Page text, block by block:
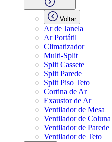
Voltar
Ar de Janela
Ar Portátil
Climatizador
Multi-Split
Split Cassete
Split Parede
Split Piso Teto
Cortina de Ar
Exaustor de Ar
Ventilador de Mesa
Ventilador de Coluna
Ventilador de Parede
Ventilador de Teto